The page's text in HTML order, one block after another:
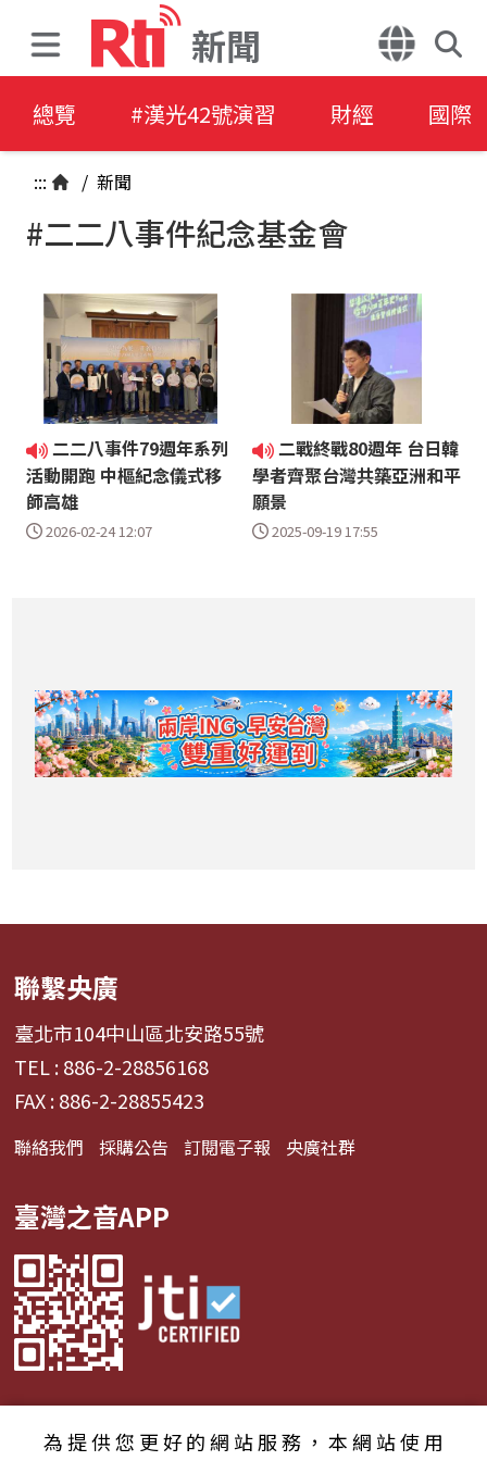
新聞
總覽 #漢光42號演習 財經 國際
::: / 新聞
#二二八事件紀念基金會
二二八事件79週年系列
活動開跑 中樞紀念儀式移
師高雄
2026-02-24 12:07
二戰終戰80週年 台日韓
學者齊聚台灣共築亞洲和平
願景
2025-09-19 17:55
聯繫央廣
臺北市104中山區北安路55號
TEL : 886-2-28856168
FAX : 886-2-28855423
聯絡我們 採購公告 訂閱電子報 央廣社群
臺灣之音APP
為提供您更好的網站服務，本網站使用